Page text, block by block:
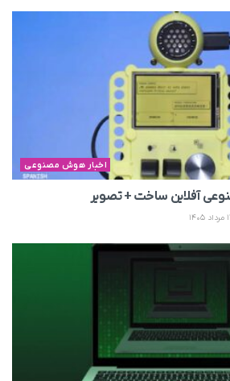
اخبار هوش مصنوعی
آفلاین ساخت + تصویر